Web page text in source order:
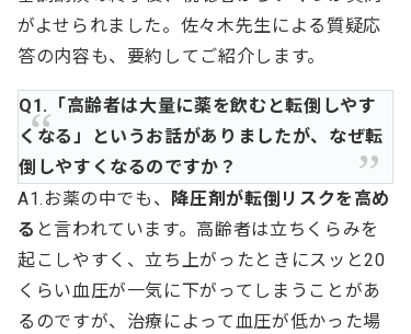
がよせられました。佐々木先生による質疑応
答の内容も、要約してご紹介します。
Q1.「高齢者は大量に薬を飲むと転倒しやす
くなる」というお話がありましたが、なぜ転
倒しやすくなるのですか？
A1.お薬の中でも、 降圧剤が転倒リスクを高め
る と言われています。高齢者は立ちくらみを
起こしやすく、立ち上がったときにスッと20
くらい血圧が一気に下がってしまうことがあ
るのですが、治療によって血圧が低かった場